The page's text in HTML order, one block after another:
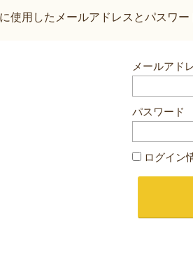
使用したメールアドレスとパスワ
メールアド
パスワード
ログイン